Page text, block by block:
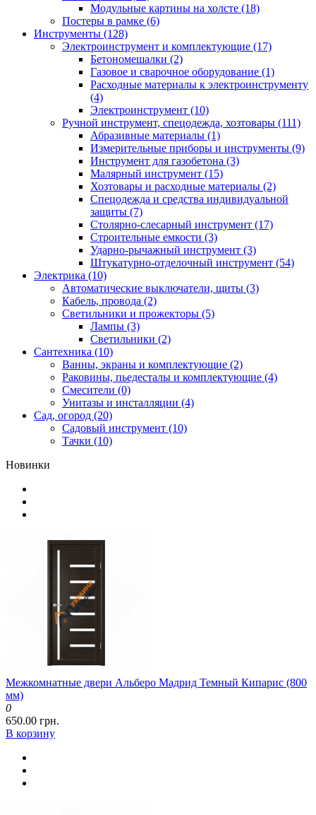
Модульные картины на холсте (18)
Постеры в рамке (6)
Инструменты (128)
Электроинструмент и комплектующие (17)
Бетономешалки (2)
Газовое и сварочное оборудование (1)
Расходные материалы к электроинструменту
(4)
Электроинструмент (10)
Ручной инструмент, спецодежда, хозтовары (111)
Абразивные материалы (1)
Измерительные приборы и инструменты (9)
Инструмент для газобетона (3)
Малярный инструмент (15)
Хозтовары и расходные материалы (2)
Спецодежда и средства индивидуальной
защиты (7)
Столярно-слесарный инструмент (17)
Строительные емкости (3)
Ударно-рычажный инструмент (3)
Штукатурно-отделочный инструмент (54)
Электрика (10)
Автоматические выключатели, щиты (3)
Кабель, провода (2)
Светильники и прожекторы (5)
Лампы (3)
Светильники (2)
Сантехника (10)
Ванны, экраны и комплектующие (2)
Раковины, пьедесталы и комплектующие (4)
Смесители (0)
Унитазы и инсталляции (4)
Сад, огород (20)
Садовый инструмент (10)
Тачки (10)
Новинки
Межкомнатные двери Альберо Мадрид Темный Кипарис (800
мм)
0
650.00 грн.
В корзину